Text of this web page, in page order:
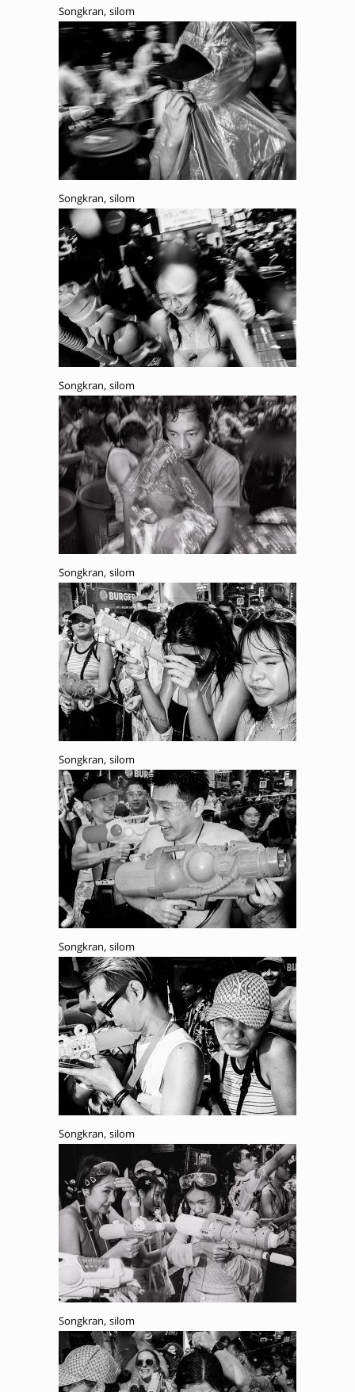
Songkran, silom
Songkran, silom
Songkran, silom
Songkran, silom
Songkran, silom
Songkran, silom
Songkran, silom
Songkran, silom